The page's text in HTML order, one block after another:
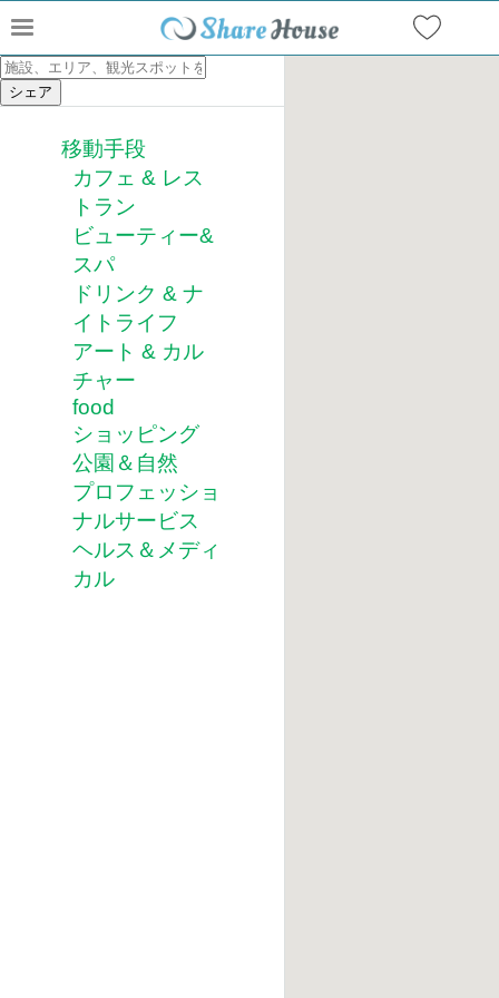
移動手段
カフェ & レス
トラン
ビューティー&
スパ
ドリンク & ナ
イトライフ
アート & カル
チャー
food
ショッピング
公園＆自然
プロフェッショ
ナルサービス
ヘルス＆メディ
カル